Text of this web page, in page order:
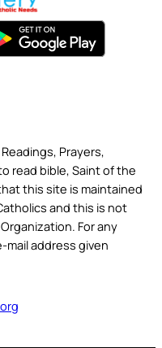
Prayers,
read bible, Saint of the
this site is maintained
and this is not
For any
address given